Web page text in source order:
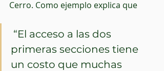
Cerro. Como ejemplo explica que
primeras secciones tiene
un costo que muchas